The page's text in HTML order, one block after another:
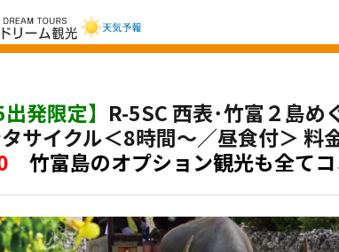
垣島ド
|八重山
ツアー
ます
発限定】 R-5SC 西表･竹富２島
サイクル＜8時間～／昼食付＞
竹富島のオプション観光も全てコ